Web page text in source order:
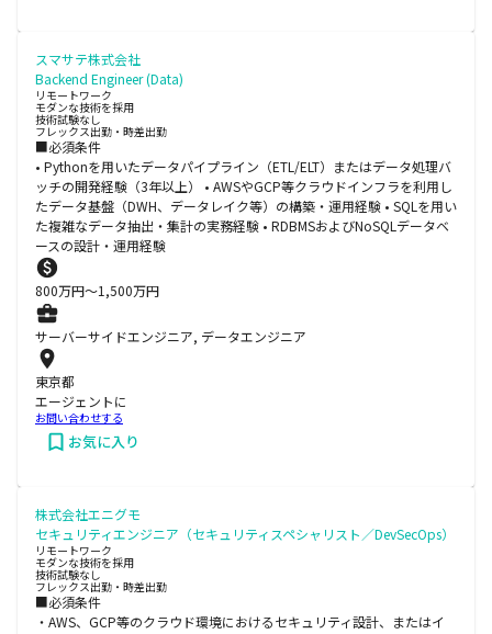
スマサテ株式会社
Backend Engineer (Data)
リモートワーク
モダンな技術を採用
技術試験なし
フレックス出勤・時差出勤
■必須条件
• Pythonを用いたデータパイプライン（ETL/ELT）またはデータ処理バ
ッチの開発経験（3年以上） • AWSやGCP等クラウドインフラを利用し
たデータ基盤（DWH、データレイク等）の構築・運用経験 • SQLを用い
た複雑なデータ抽出・集計の実務経験 • RDBMSおよびNoSQLデータベ
ースの設計・運用経験
800万円〜1,500万円
サーバーサイドエンジニア, データエンジニア
東京都
エージェントに
お問い合わせする
お気に入り
株式会社エニグモ
セキュリティエンジニア（セキュリティスペシャリスト／DevSecOps）
リモートワーク
モダンな技術を採用
技術試験なし
フレックス出勤・時差出勤
■必須条件
・AWS、GCP等のクラウド環境におけるセキュリティ設計、またはイ